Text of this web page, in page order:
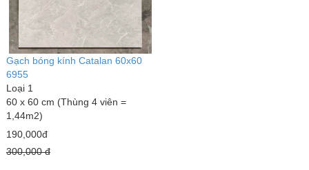
Gạch bóng kính Catalan 60x60
6955
Loại 1
60 x 60 cm (Thùng 4 viên =
1,44m2)
190,000đ
300,000 đ